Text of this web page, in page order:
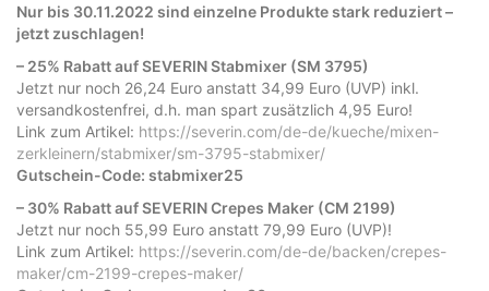
Nur bis 30.11.2022 sind einzelne Produkte stark reduziert –
jetzt zuschlagen!
– 25% Rabatt auf SEVERIN Stabmixer (SM 3795)
Jetzt nur noch 26,24 Euro anstatt 34,99 Euro (UVP) inkl.
versandkostenfrei, d.h. man spart zusätzlich 4,95 Euro!
Link zum Artikel: https://severin.com/de-de/kueche/mixen-
zerkleinern/stabmixer/sm-3795-stabmixer/
Gutschein-Code: stabmixer25
– 30% Rabatt auf SEVERIN Crepes Maker (CM 2199)
Jetzt nur noch 55,99 Euro anstatt 79,99 Euro (UVP)!
Link zum Artikel: https://severin.com/de-de/backen/crepes-
maker/cm-2199-crepes-maker/